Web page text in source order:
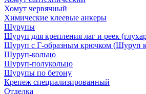
Хомут червячный
Химические клеевые анкеры
Шурупы
Шуруп для крепления лаг и реек
Шуруп с Г-образным крючком (Шуруп
Шуруп-кольцо
Шуруп-полукольцо
Шурупы по бетону
Крепеж специализированный
Отделка